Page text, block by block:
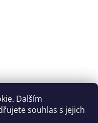
Dalším
souhlas s jejich